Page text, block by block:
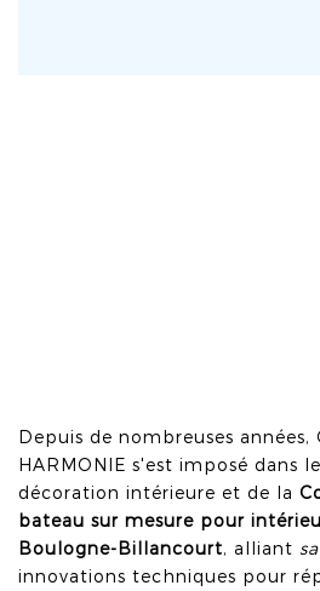
Depuis de nombreuses années,
HARMONIE s'est imposé dans
décoration intérieure et de la
bateau sur mesure pour
Boulogne-Billancourt, alliant
innovations techniques pour